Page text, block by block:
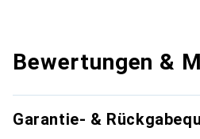
Bewertungen &
Garantie- &